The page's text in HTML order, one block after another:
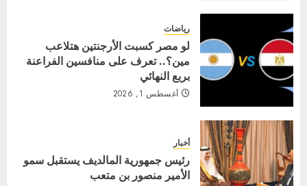
رياضات
لو مصر كسبت الأرجنتين هتلاعب
مين؟.. تعرف على منافسين الفراعنة
بربع النهائي
أغسطس 1, 2026
أخبار
رئيس جمهورية المالديف يستقبل سمو
الأمير منصور بن متعب